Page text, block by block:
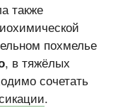
также
похмелье
, в тяжёлых
сочетать
.